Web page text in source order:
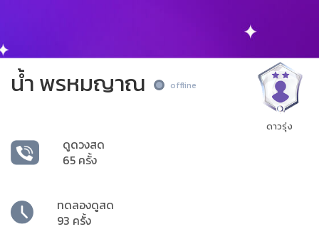
น้ำ พรหมญาณ offline
ดูดวงสด
65 ครั้ง
ทดลองดูสด
93 ครั้ง
ดาวรุ่ง